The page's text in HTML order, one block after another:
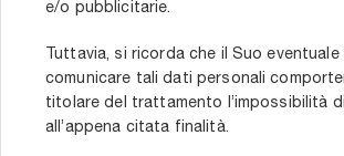
e/o pubblicitarie.
Tuttavia, si ricorda che il Suo
comunicare tali dati personali
titolare del trattamento l’impossibilità
all’appena citata finalità.